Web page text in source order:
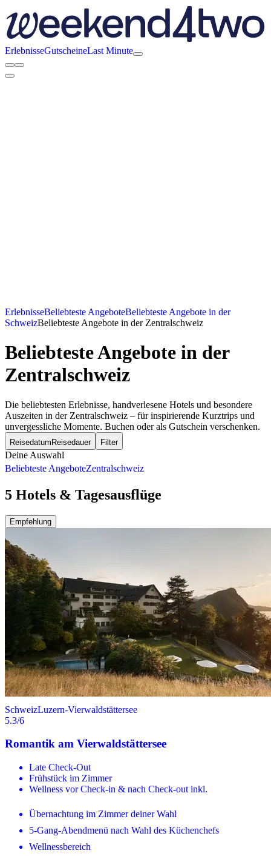
ErlebnisseGutscheineLast Minute
ErlebnisseBeliebteste AngeboteBeliebteste Angebote in der
SchweizBeliebteste Angebote in der Zentralschweiz
Beliebteste Angebote in der
Zentralschweiz
Die beliebtesten Erlebnisse, handverlesene Hotels und besondere
Auszeiten in der Zentralschweiz – für inspirierende Kurztrips und
unvergessliche Momente. Buchen oder als Gutschein verschenken.
Reisedatum Reisedauer Filter
Deine Auswahl
Beliebteste AngeboteZentralschweiz
5 Hotels & Tagesausflüge
Empfehlung
SchweizLuzern-Vierwaldstättersee
5.3/6
Romantik am Vierwaldstättersee
Late Check-Out
Frühstück im Zimmer
Wellness vor Check-in & nach Check-out inkl.
Übernachtung im Zimmer deiner Wahl
5-Gang-Abendmenü nach Wahl des Küchenchefs
Wellnessbereich